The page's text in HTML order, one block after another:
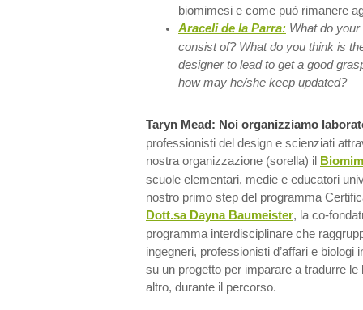
biomimesi e come può rimanere
Araceli de la Parra: What do
consist of? What do you think is
designer to lead to get a good
how may he/she keep updated?
Taryn Mead: Noi organizziamo
professionisti del design e scienziati
nostra organizzazione (sorella) il
scuole elementari, medie e educatori
nostro primo step del programma
Dott.sa Dayna Baumeister, la co-
programma interdisciplinare che
ingegneri, professionisti d’affari e biologi
su un progetto per imparare a tradurre
altro, durante il percorso.